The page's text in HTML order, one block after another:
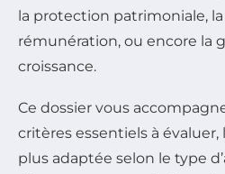
la protection patrimoniale,
rémunération, ou encore la
croissance.
Ce dossier vous
critères essentiels à
plus adaptée selon le type